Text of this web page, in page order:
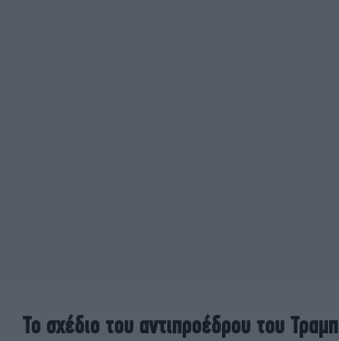
Το σχέδιο του αντιπροέδρου του Τραμπ